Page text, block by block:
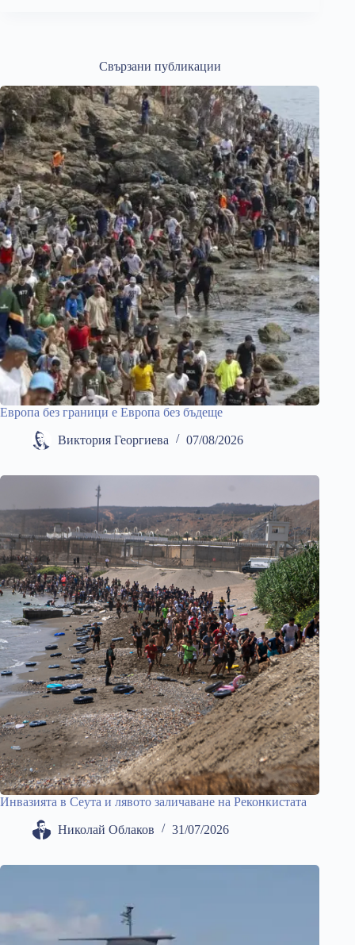
Свързани публикации
Европа без граници е Европа без бъдеще
Виктория Георгиева 07/08/2026
Инвазията в Сеута и лявото заличаване на Реконкистата
Николай Облаков 31/07/2026